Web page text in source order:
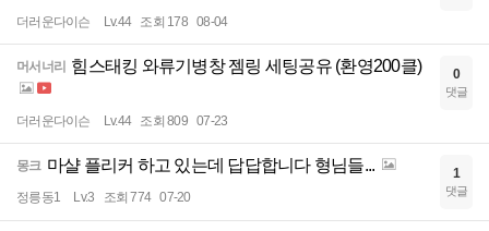
더러운다이슨 Lv.44 조회 178 08-04
머서너리 힘스태킹 와류기병창 젬링 세팅공유 (환영200클)
더러운다이슨 Lv.44 조회 809 07-23
0
댓글
몽크 마샬 플리커 하고 있는데 답답합니다 형님들...
정릉동1 Lv.3 조회 774 07-20
1
댓글